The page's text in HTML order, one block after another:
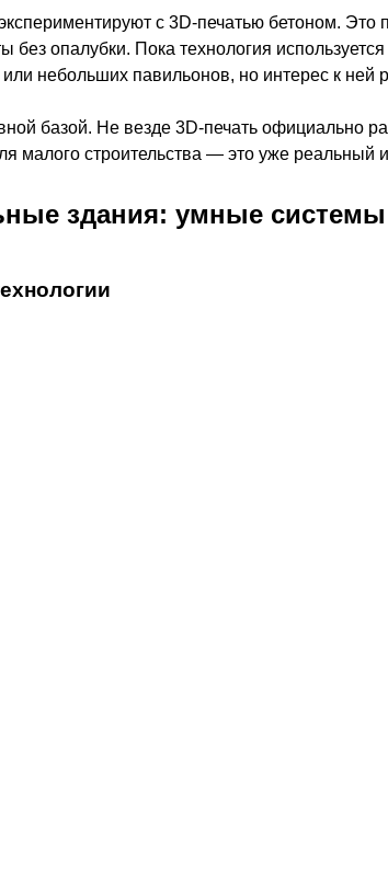
с 3D-печатью бетоном. Это
опалубки. Пока технология
небольших павильонов, но интерес к ней
базой. Не везде 3D-печать официально
малого строительства — это уже реальный
здания: умные системы